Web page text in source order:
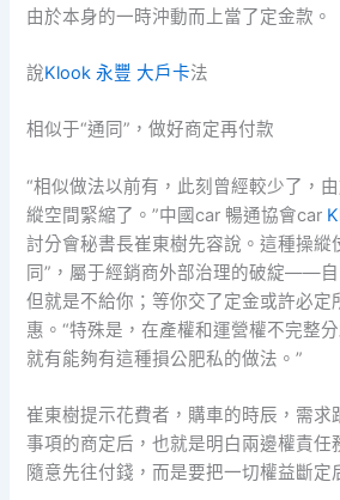
由於本身的一時沖動而上當了定金款。
說Klook 永豐 大戶卡法
相似于“通同”，做好商定再付款
“相似做法以前有，此刻曾經較少了，
縱空間緊縮了。”中國car 暢通協會car
討分會秘書長崔東樹先容說。這種操縱
同”，屬于經銷商外部治理的破綻——自
但就是不給你；等你交了定金或許必定
惠。“特殊是，在產權和運營權不完整
就有能夠有這種損公肥私的做法。”
崔東樹提示花費者，購車的時辰，需求
事項的商定后，也就是明白兩邊權責任
隨意先往付錢，而是要把一切權益斷定